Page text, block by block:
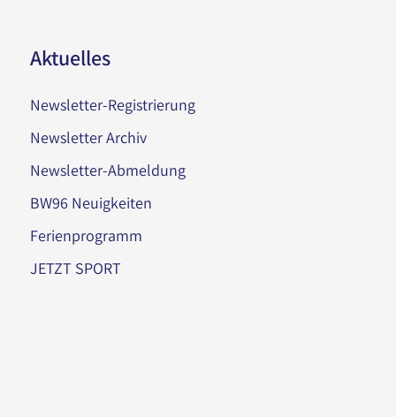
Aktuelles
Newsletter-Registrierung
Newsletter Archiv
Newsletter-Abmeldung
BW96 Neuigkeiten
Ferienprogramm
JETZT SPORT